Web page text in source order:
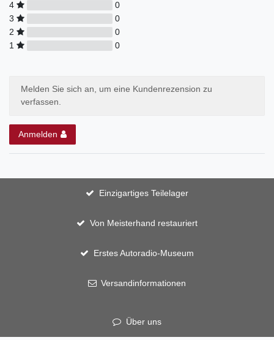
4
0
3
0
2
0
1
0
Melden Sie sich an, um eine Kundenrezension zu
verfassen.
Anmelden
Einzigartiges Teilelager
Von Meisterhand restauriert
Erstes Autoradio-Museum
Versandinformationen
Über uns